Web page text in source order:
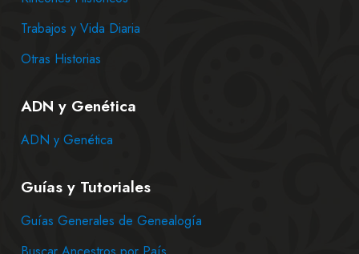
Trabajos y Vida Diaria
Otras Historias
ADN y Genética
ADN y Genética
Guías y Tutoriales
Guías Generales de Genealogía